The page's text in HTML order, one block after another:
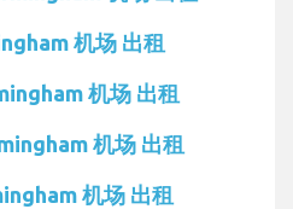
机场 出租
机场 出租
机场 出租
机场 出租